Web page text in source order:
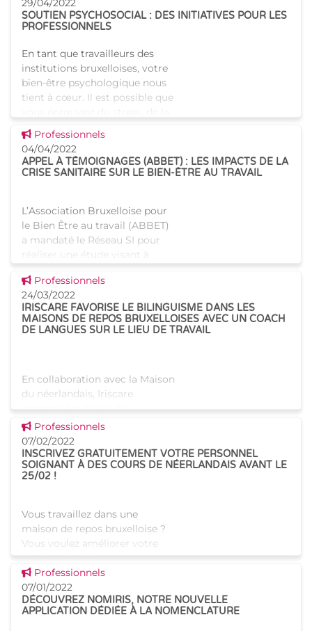
29/04/2022
SOUTIEN PSYCHOSOCIAL : DES INITIATIVES POUR LES
PROFESSIONNELS
En tant que travailleurs des
institutions bruxelloises, votre
bien-être psychologique nous
tient à cœur. Il est possible que
désorientation, de l’angoisse
ou en
Voir cette news
Professionnels
04/04/2022
APPEL À TÉMOIGNAGES (ABBET) : LES IMPACTS DE LA
CRISE SANITAIRE SUR LE BIEN-ÊTRE AU TRAVAIL
L’Association Bruxelloise pour
le Bien Être au travail (ABBET)
a mandaté le Réseau SI pour
réaliser une étude visant à
crise sanitaire sur le bien-être
au tr
Voir cette news
Professionnels
24/03/2022
IRISCARE FAVORISE LE BILINGUISME DANS LES
MAISONS DE REPOS BRUXELLOISES AVEC UN COACH
DE LANGUES SUR LE LIEU DE TRAVAIL
En collaboration avec la Maison
du néerlandais, Iriscare
propose des cours de
néerlandais au personnel
francophone des 137 maisons
de repos et de soins
bruxelloises agréées et
financées par Iris
Voir cette news
Professionnels
07/02/2022
INSCRIVEZ GRATUITEMENT VOTRE PERSONNEL
SOIGNANT À DES COURS DE NÉERLANDAIS AVANT LE
25/02 !
Vous travaillez dans une
maison de repos bruxelloise ?
Vous voulez améliorer votre
néerlandais ? Nous avons ce
qu’il vous faut ! En automne
2021, les cours proposés
gratuitement par Iriscare e
Voir cette news
Professionnels
07/01/2022
DÉCOUVREZ NOMIRIS, NOTRE NOUVELLE
APPLICATION DÉDIÉE À LA NOMENCLATURE